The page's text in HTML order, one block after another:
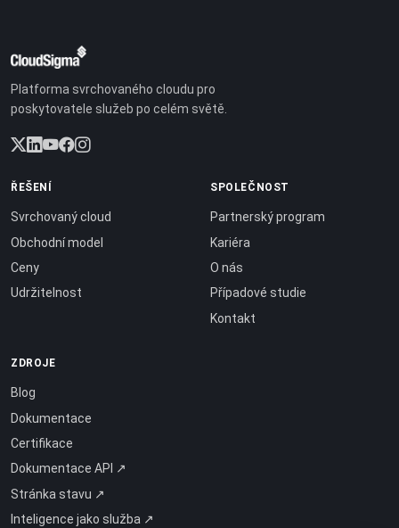
Platforma svrchovaného cloudu pro
poskytovatele služeb po celém světě.
ŘEŠENÍ
Svrchovaný cloud
Obchodní model
Ceny
Udržitelnost
SPOLEČNOST
Partnerský program
Kariéra
O nás
Případové studie
Kontakt
ZDROJE
Blog
Dokumentace
Certifikace
Dokumentace API ↗
Stránka stavu ↗
Inteligence jako služba ↗